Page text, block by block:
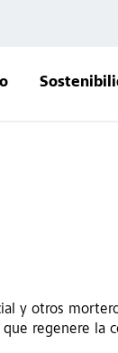
y otros
regenere la